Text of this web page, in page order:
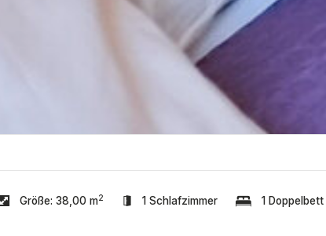
Größe: 38,00 m2 1 Schlafzimmer 1 Doppelbett